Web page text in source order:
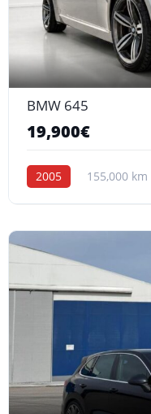
BMW 645
19,900€
2005 155,000 km